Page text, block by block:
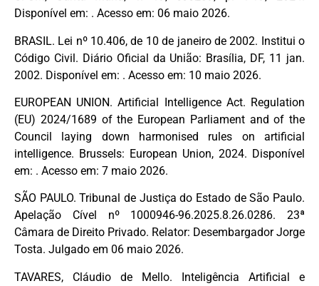
Disponível em: . Acesso em: 06 maio 2026.
BRASIL. Lei nº 10.406, de 10 de janeiro de 2002. Institui o
Código Civil. Diário Oficial da União: Brasília, DF, 11 jan.
2002. Disponível em: . Acesso em: 10 maio 2026.
EUROPEAN UNION. Artificial Intelligence Act. Regulation
(EU) 2024/1689 of the European Parliament and of the
Council laying down harmonised rules on artificial
intelligence. Brussels: European Union, 2024. Disponível
em: . Acesso em: 7 maio 2026.
SÃO PAULO. Tribunal de Justiça do Estado de São Paulo.
Apelação Cível nº 1000946-96.2025.8.26.0286. 23ª
Câmara de Direito Privado. Relator: Desembargador Jorge
Tosta. Julgado em 06 maio 2026.
TAVARES, Cláudio de Mello. Inteligência Artificial e